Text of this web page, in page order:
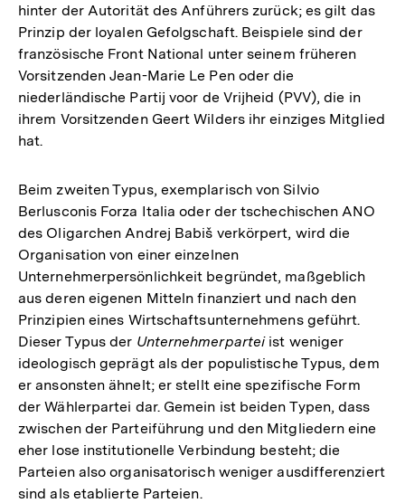
hinter der Autorität des Anführers zurück; es gilt das
Prinzip der loyalen Gefolgschaft. Beispiele sind der
französische Front National unter seinem früheren
Vorsitzenden Jean-Marie Le Pen oder die
niederländische Partij voor de Vrijheid (PVV), die in
ihrem Vorsitzenden Geert Wilders ihr einziges Mitglied
hat.
Beim zweiten Typus, exemplarisch von Silvio
Berlusconis Forza Italia oder der tschechischen ANO
des Oligarchen Andrej Babiš verkörpert, wird die
Organisation von einer einzelnen
Unternehmerpersönlichkeit begründet, maßgeblich
aus deren eigenen Mitteln finanziert und nach den
Prinzipien eines Wirtschaftsunternehmens geführt.
Dieser Typus der Unternehmerparteiist weniger
ideologisch geprägt als der populistische Typus, dem
er ansonsten ähnelt; er stellt eine spezifische Form
der Wählerpartei dar. Gemein ist beiden Typen, dass
zwischen der Parteiführung und den Mitgliedern eine
eher lose institutionelle Verbindung besteht; die
Parteien also organisatorisch weniger ausdifferenziert
sind als etablierte Parteien.